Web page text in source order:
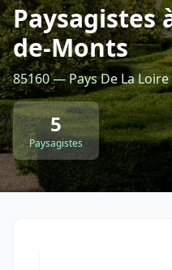
CGU-
Paysagistes
de-Monts
85160 — Pays De La Loire
5
Paysagistes